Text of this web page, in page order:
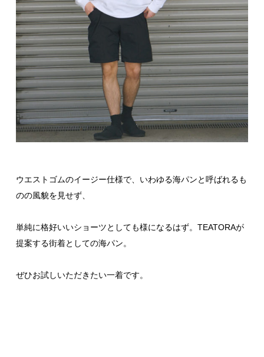
ウエストゴムのイージー仕様で、いわゆる海パンと呼ばれるも
のの風貌を見せず、
単純に格好いいショーツとしても様になるはず。TEATORAが
提案する街着としての海パン。
ぜひお試しいただきたい一着です。